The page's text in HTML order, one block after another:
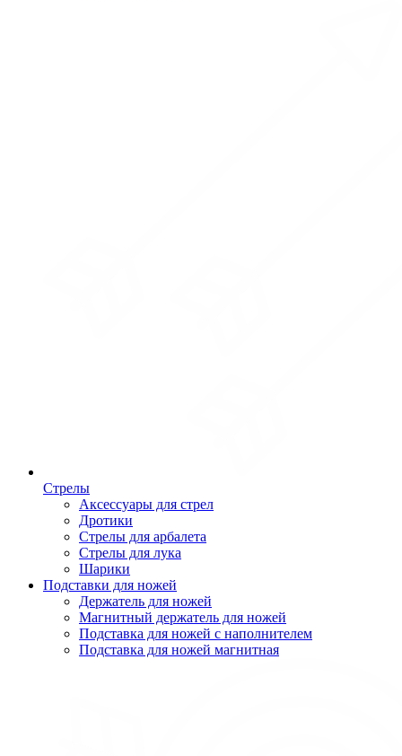
Стрелы
Аксессуары для стрел
Дротики
Стрелы для арбалета
Стрелы для лука
Шарики
Подставки для ножей
Держатель для ножей
Магнитный держатель для ножей
Подставка для ножей с наполнителем
Подставка для ножей магнитная